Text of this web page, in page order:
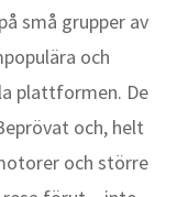
små grupper av
och
plattformen. De
och, helt
och större